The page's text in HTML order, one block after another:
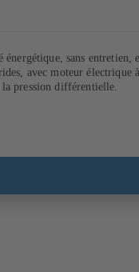
sans entretien,
avec moteur électrique
pression différentielle.